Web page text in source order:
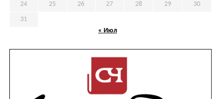
24 25 26 27 28 29 30
31
« Июл